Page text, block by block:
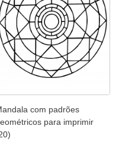
com padrões
para imprimir